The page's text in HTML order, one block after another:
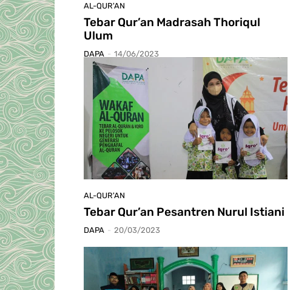
AL-QUR'AN
Tebar Qur’an Madrasah Thoriqul
Ulum
DAPA - 14/06/2023
AL-QUR'AN
Tebar Qur’an Pesantren Nurul Istiani
DAPA - 20/03/2023